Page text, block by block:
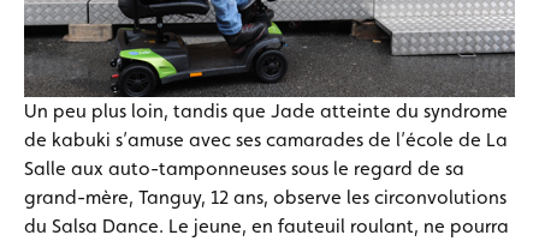
Un peu plus loin, tandis que Jade atteinte du syndrome
de kabuki s’amuse avec ses camarades de l’école de La
Salle aux auto-tamponneuses sous le regard de sa
grand-mère, Tanguy, 12 ans, observe les circonvolutions
du Salsa Dance. Le jeune, en fauteuil roulant, ne pourra